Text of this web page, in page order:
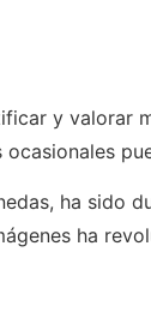
y
ha sido
ha